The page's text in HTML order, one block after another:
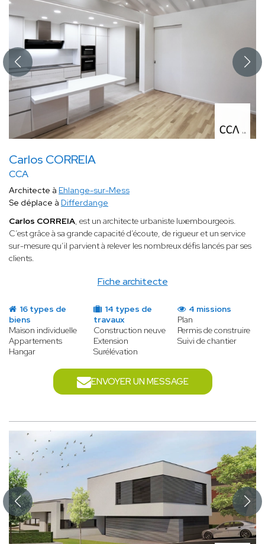
Carlos CORREIA
CCA
Fiche architecte
Architecte à Ehlange-sur-Mess
Se déplace à Differdange
Carlos CORREIA, est un architecte urbaniste luxembourgeois.
C’est grâce à sa grande capacité d’écoute, de rigueur et un service
sur-mesure qu’il parvient à relever les nombreux défis lancés par ses
clients.
16 types de
biens
Maison individuelle
Appartements
Hangar
14 types de
travaux
Construction neuve
Extension
Surélévation
4 missions
Plan
Permis de construire
Suivi de chantier
ENVOYER UN MESSAGE